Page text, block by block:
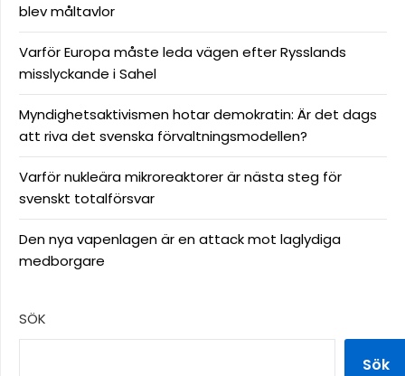
blev måltavlor
Varför Europa måste leda vägen efter Rysslands
misslyckande i Sahel
Myndighetsaktivismen hotar demokratin: Är det dags
att riva det svenska förvaltningsmodellen?
Varför nukleära mikroreaktorer är nästa steg för
svenskt totalförsvar
Den nya vapenlagen är en attack mot laglydiga
medborgare
SÖK
Sök